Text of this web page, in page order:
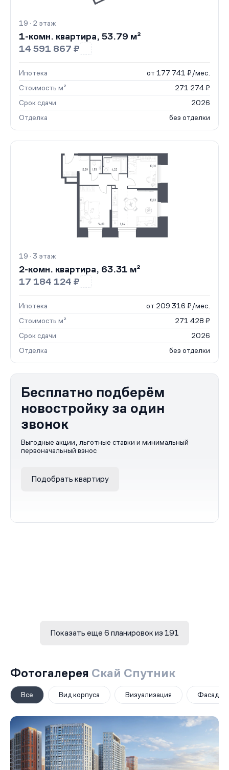
19 · 2 этаж
1-комн. квартира, 53.79 м²
14 591 867 ₽
Ипотека
от 177 741 ₽/мес.
Стоимость м²
271 274 ₽
Срок сдачи
2026
Отделка
без отделки
19 · 3 этаж
2-комн. квартира, 63.31 м²
17 184 124 ₽
Ипотека
от 209 316 ₽/мес.
Стоимость м²
271 428 ₽
Срок сдачи
2026
Отделка
без отделки
Бесплатно подберём
новостройку за один
звонок
Выгодные акции, льготные ставки и минимальный
первоначальный взнос
Подобрать квартиру
Показать еще 6 планировок из 191
Фотогалерея Скай Спутник
Все Вид корпуса Визуализация Фасад